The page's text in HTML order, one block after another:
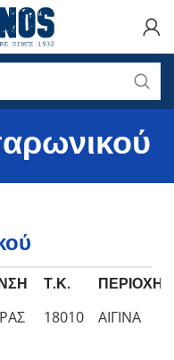
Τ.Κ. ΠΕΡΙΟΧΗ
18010 ΑΙΓΙΝΑ